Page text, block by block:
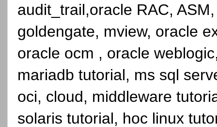
audit_trail,oracle RAC,
goldengate, mview, oracle
oracle ocm , oracle
mariadb tutorial, ms sql
oci, cloud, middleware
solaris tutorial, hoc linux